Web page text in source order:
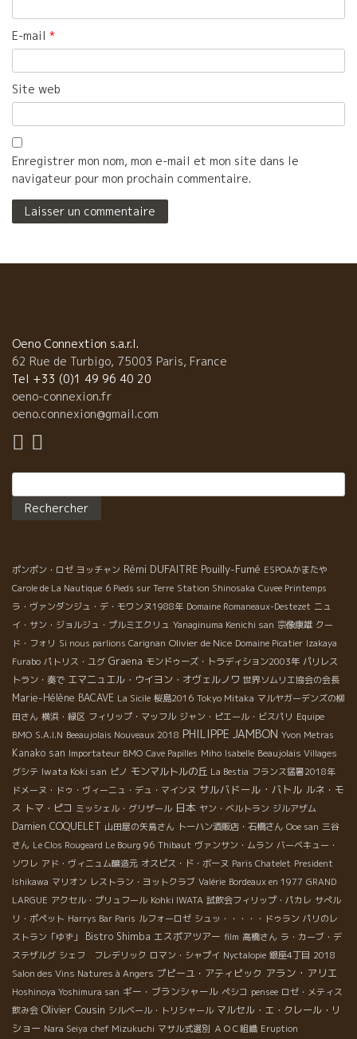
E-mail *
Site web
Enregistrer mon nom, mon e-mail et mon site dans le
navigateur pour mon prochain commentaire.
Oeno Connextion s.a.r.l.
62 Rue de Turbigo, 75003 Paris, France
Tel +33 (0)1 49 96 40 20
oeno-connexion.fr
oeno.connexion@gmail.com
ポンポン・ロゼ ヨッチャン Rémi DUFAITRE Pouilly-Fumé ESPOAかまたや
Carole de La Nautique 6 Pieds sur Terre Station Shinosaka Cuvee Printemps
ラ・ヴァンダンジュ・デ・モワンヌ1988年 Domaine Romaneaux-Destezet ニュ
イ・サン・ジョルジュ・プルミエクリュ Yanaginuma Kenichi san 宗像康雄 クー
ド・フォリ Si nous parlions Carignan Olivier de Nice Domaine Picatier Izakaya
Furabo パトリス・ユグ Graena モンドゥーズ・トラディション2003年 パリレス
トラン・奏で エマニュエル・ウイヨン・オヴェルノワ 世界ソムリエ協会の会長
Marie-Hélène BACAVE La Sicile 桜島2016 Tokyo Mitaka マルヤガーデンズの柳
田さん 横浜・緑区 フィリップ・マッフル ジャン・ピエール・ビスパリ Equipe
BMO S.A.I.N Beeaujolais Nouveaux 2018 PHILIPPE JAMBON Yvon Metras
Kanako san Importateur BMO Cave Papilles Miho Isabelle Beaujolais Villages
グシテ Iwata Koki san ピノ モンマルトルの丘 La Bestia フランス猛暑2018年
ドメーヌ・ドゥ・ヴィーニュ・デュ・マインヌ サルバドール・バトル ルネ・モ
ス トマ・ピコ ミッシェル・グリザール 日本 ヤン・ベルトラン ジルアザム
Damien COQUELET 山田屋の矢島さん トーハン酒販店・石橋さん Ooe san 三谷
さん Le Clos Rougeard Le Bourg 96 Thibaut ヴァンサン・ムラン バーベキュー・
ソワレ アド・ヴィニュム醸造元 オスピス・ド・ボーヌ Paris Chatelet President
Ishikawa マリオン レストラン・ヨットクラブ Valérie Bordeaux en 1977 GRAND
LARGUE アクセル・プリュフール Kohki IWATA 試飲会フィリップ・パカレ サぺル
リ・ポペット Harrys Bar Paris ルフォーロゼ シュッ・・・・・ドゥラン パリのレ
ストラン「ゆず」
Bistro Shimba エスポアツアー film 高橋さん ラ・カーブ・デ
ステザルグ シェフ フレデリック ロマン・シャプイ Nyctalopie 銀座4丁目 2018
Salon des Vins Natures à Angers プピーユ・アティピック アラン・アリエ
Hoshinoya Yoshimura san ギー・ブランシャール ペシコ pensee ロゼ・メティス
飲み会 Olivier Cousin シルベール・トリシャール マルセル・エ・クレール・リ
ショー Nara Seiya chef Mizukuchi マサル式選別 ＡＯＣ組織 Eruption